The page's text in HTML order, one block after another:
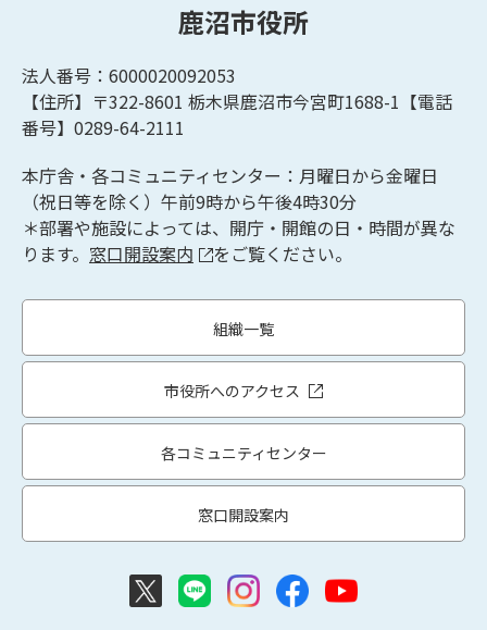
鹿沼市役所
法人番号：6000020092053
【住所】〒322-8601 栃木県鹿沼市今宮町1688-1【電話
番号】0289-64-2111
本庁舎・各コミュニティセンター：月曜日から金曜日
（祝日等を除く）午前9時から午後4時30分
＊部署や施設によっては、開庁・開館の日・時間が異な
ります。 窓口開設案内 をご覧ください。
組織一覧
市役所へのアクセス
各コミュニティセンター
窓口開設案内